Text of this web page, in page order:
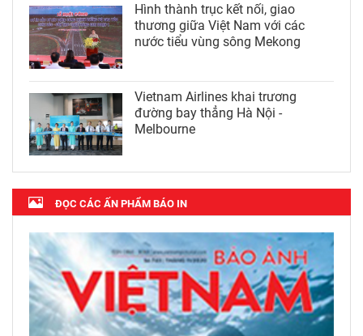
Hình thành trục kết nối, giao
thương giữa Việt Nam với các
nước tiểu vùng sông Mekong
Vietnam Airlines khai trương
đường bay thẳng Hà Nội -
Melbourne
ĐỌC CÁC ẤN PHẨM BÁO IN